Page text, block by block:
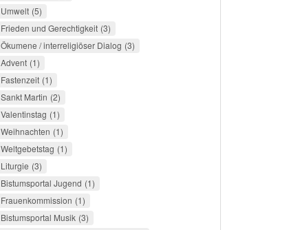
Umwelt 5
Frieden und Gerechtigkeit 3
Ökumene / interreligiöser Dialog 3
Advent 1
Fastenzeit 1
Sankt Martin 2
Valentinstag 1
Weihnachten 1
Weltgebetstag 1
Liturgie 3
Bistumsportal Jugend 1
Frauenkommission 1
Bistumsportal Musik 3